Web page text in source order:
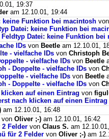
19:37
am 12.10.01, 19:44
keine Funktion bei macintosh
Datei: keine Funktion bei
Feldtyp Datei: keine Funktion bei
IDs von Beetle am 12.10.01,
- vielfache IDs von Christoph
- vielfache IDs von Beetle
- Doppelte - vielfache IDs von
- vielfache IDs von Beetle
- Doppelte - vielfache IDs von
auf einen Eintrag von
nach klicken auf einen Eintrag
am 12.10.01, 16:48
von Oliver ;-) am 12.10.01, 16:42
2 Felder von Claus S. am
für 2 Felder von Oliver ;-) am